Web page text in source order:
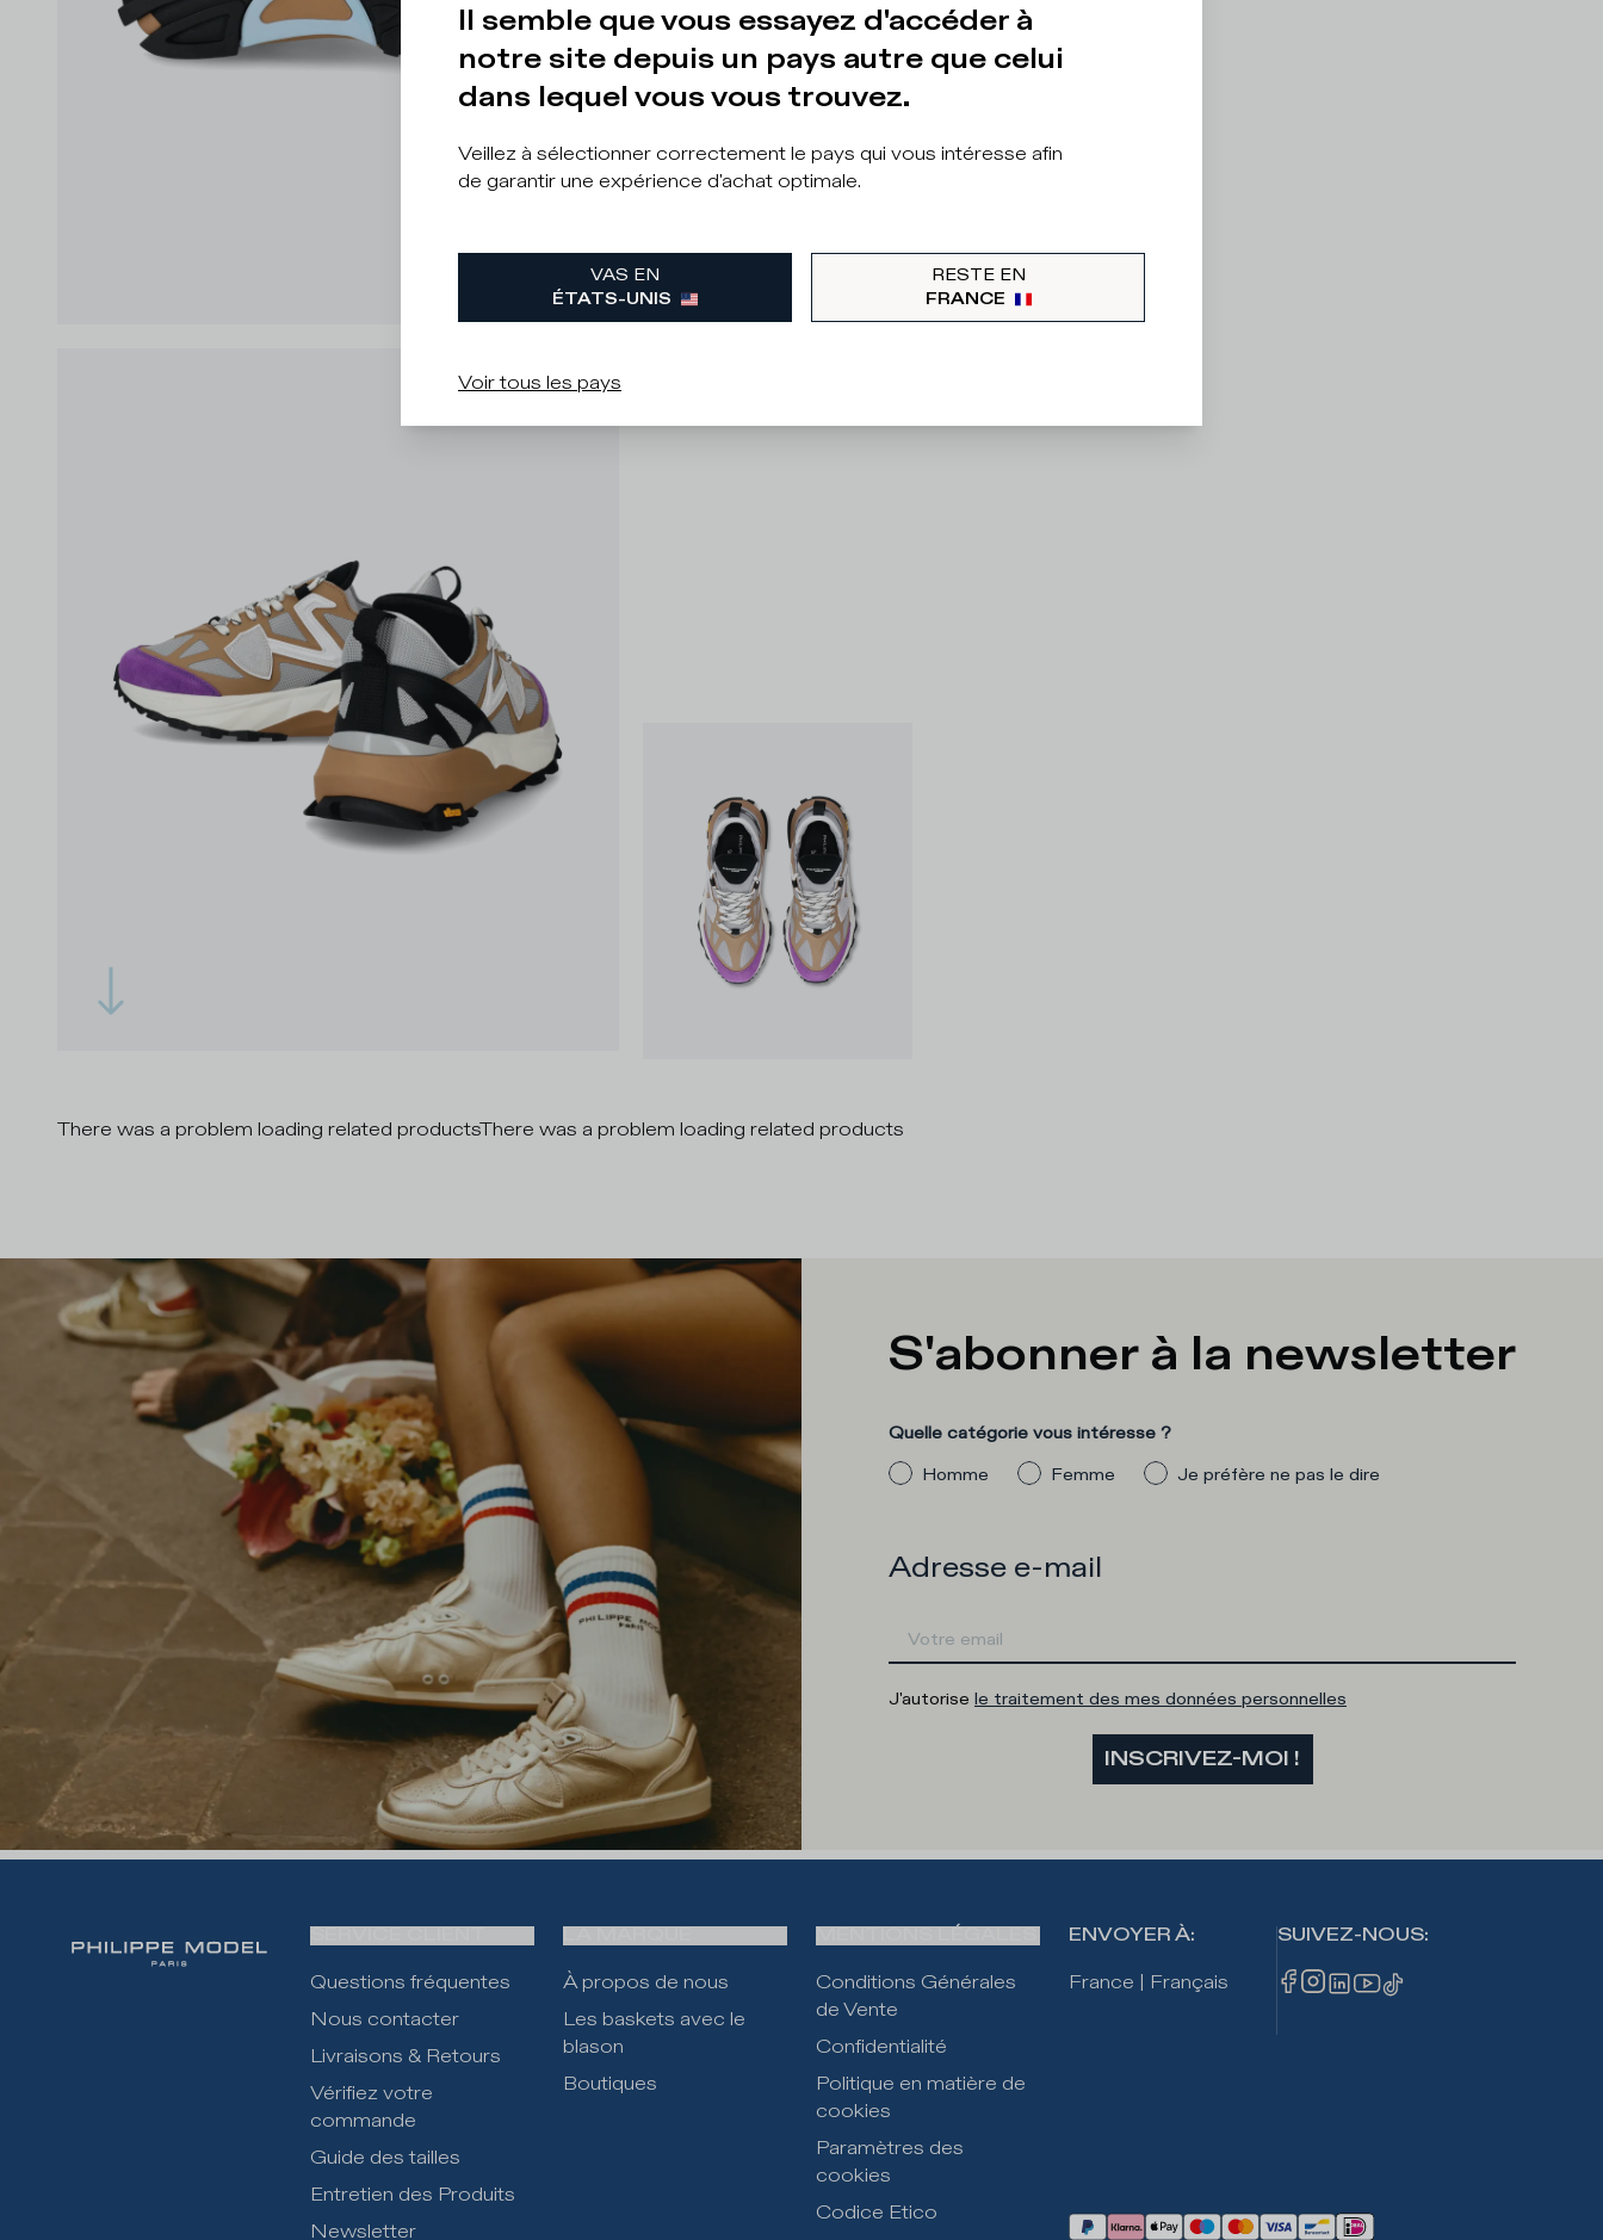
There was a problem loading related productsThere was a problem loading related products
S'abonner à la newsletter
Quelle catégorie vous intéresse ?
Homme
Femme Je préfère ne pas le dire
Adresse e-mail
J'autorise le traitement des mes données personnelles
INSCRIVEZ-MOI !
Questions fréquentes
Nous contacter
Livraisons & Retours
Vérifiez votre
commande
Guide des tailles
Entretien des Produits
Newsletter
À propos de nous
Les baskets avec le
blason
Boutiques
Conditions Générales
de Vente
Confidentialité
Politique en matière de
cookies
Paramètres des
cookies
Codice Etico
ENVOYER À:
France
Français
SUIVEZ-NOUS:
Il semble que vous essayez d'accéder à
notre site depuis un pays autre que celui
dans lequel vous vous trouvez.
Veillez à sélectionner correctement le pays qui vous intéresse afin
de garantir une expérience d'achat optimale.
VAS EN
ÉTATS-UNIS
RESTE EN
FRANCE
Voir tous les pays